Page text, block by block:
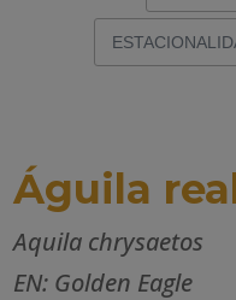
Águila
Aquila chrysaetos
EN: Golden Eagle